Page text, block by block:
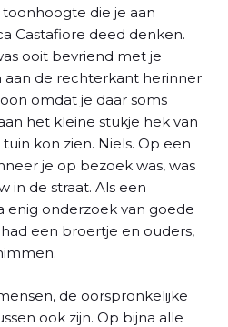
die je aan
Castafiore deed denken.
ooit bevriend met je
aan de rechterkant herinner
omdat je daar soms
het kleine stukje hek van
kon zien. Niels. Op een
je op bezoek was, was
in de straat. Als een
enig onderzoek van goede
een broertje en ouders,
de oorspronkelijke
ook zijn. Op bijna alle